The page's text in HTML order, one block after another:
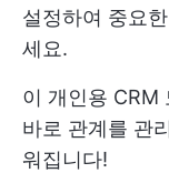
설정하여 중요
세요.
이 개인용 CRM
바로 관계를 관
워집니다!